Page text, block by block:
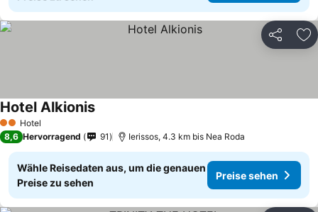
Teilen
2 Sterne
Hotel
Hotel Alkionis
8,6 Hervorragend 91 Ierissos, 4.3 km bis Nea Roda
Wähle Reisedaten aus, um die genauen
Preise zu sehen
Preise sehen